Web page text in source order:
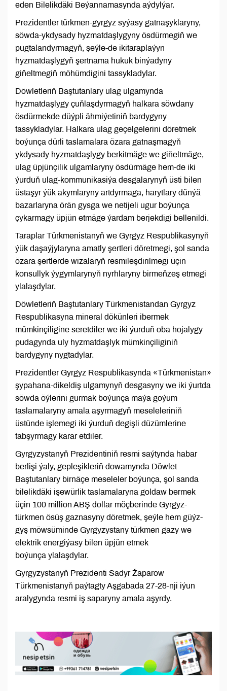
eden Bilelikdäki Beýannamasynda aýdylýar.
Prezidentler türkmen-gyrgyz syýasy gatnaşyklaryny,
söwda-ykdysady hyzmatdaşlygyny ösdürmegiň we
pugtalandyrmagyň, şeýle-de ikitaraplaýyn
hyzmatdaşlygyň şertnama hukuk binýadyny
giňeltmegiň möhümdigini tassykladylar.
Döwletleriň Baştutanlary ulag ulgamynda
hyzmatdaşlygy çuňlaşdyrmagyň halkara söwdany
ösdürmekde düýpli ähmiýetiniň bardygyny
tassykladylar. Halkara ulag geçelgelerini döretmek
boýunça dürli taslamalara özara gatnaşmagyň
ykdysady hyzmatdaşlygy berkitmäge we giňeltmäge,
ulag üpjünçilik ulgamlaryny ösdürmäge hem-de iki
ýurduň ulag-kommunikasiýa desgalarynyň üsti bilen
üstaşyr ýük akymlaryny artdyrmaga, harytlary dünýä
bazarlaryna örän gysga we netijeli ugur boýunça
çykarmagy üpjün etmäge ýardam berjekdigi bellenildi.
Taraplar Türkmenistanyň we Gyrgyz Respublikasynyň
ýük daşaýjylaryna amatly şertleri döretmegi, şol sanda
özara şertlerde wizalaryň resmileşdirilmegi üçin
konsullyk ýygymlarynyň nyrhlaryny birmeňzeş etmegi
ylalaşdylar.
Döwletleriň Baştutanlary Türkmenistandan Gyrgyz
Respublikasyna mineral dökünleri ibermek
mümkinçiligine seretdiler we iki ýurduň oba hojalygy
pudagynda uly hyzmatdaşlyk mümkinçiliginiň
bardygyny nygtadylar.
Prezidentler Gyrgyz Respublikasynda «Türkmenistan»
şypahana-dikeldiş ulgamynyň desgasyny we iki ýurtda
söwda öýlerini gurmak boýunça maýa goýum
taslamalaryny amala aşyrmagyň meseleleriniň
üstünde işlemegi iki ýurduň degişli düzümlerine
tabşyrmagy karar etdiler.
Gyrgyzystanyň Prezidentiniň resmi saýtynda habar
berlişi ýaly, gepleşikleriň dowamynda Döwlet
Baştutanlary birnäçe meseleler boýunça, şol sanda
bilelikdäki işewürlik taslamalaryna goldaw bermek
üçin 100 million ABŞ dollar möçberinde Gyrgyz-
türkmen ösüş gaznasyny döretmek, şeýle hem güýz-
gyş möwsüminde Gyrgyzystany türkmen gazy we
elektrik energiýasy bilen üpjün etmek
boýunça ylalaşdylar.
Gyrgyzystanyň Prezidenti Sadyr Žaparow
Türkmenistanyň paýtagty Aşgabada 27-28-nji iýun
aralygynda resmi iş saparyny amala aşyrdy.